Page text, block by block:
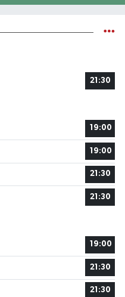
21:30
19:00
19:00
21:30
21:30
19:00
21:30
21:30